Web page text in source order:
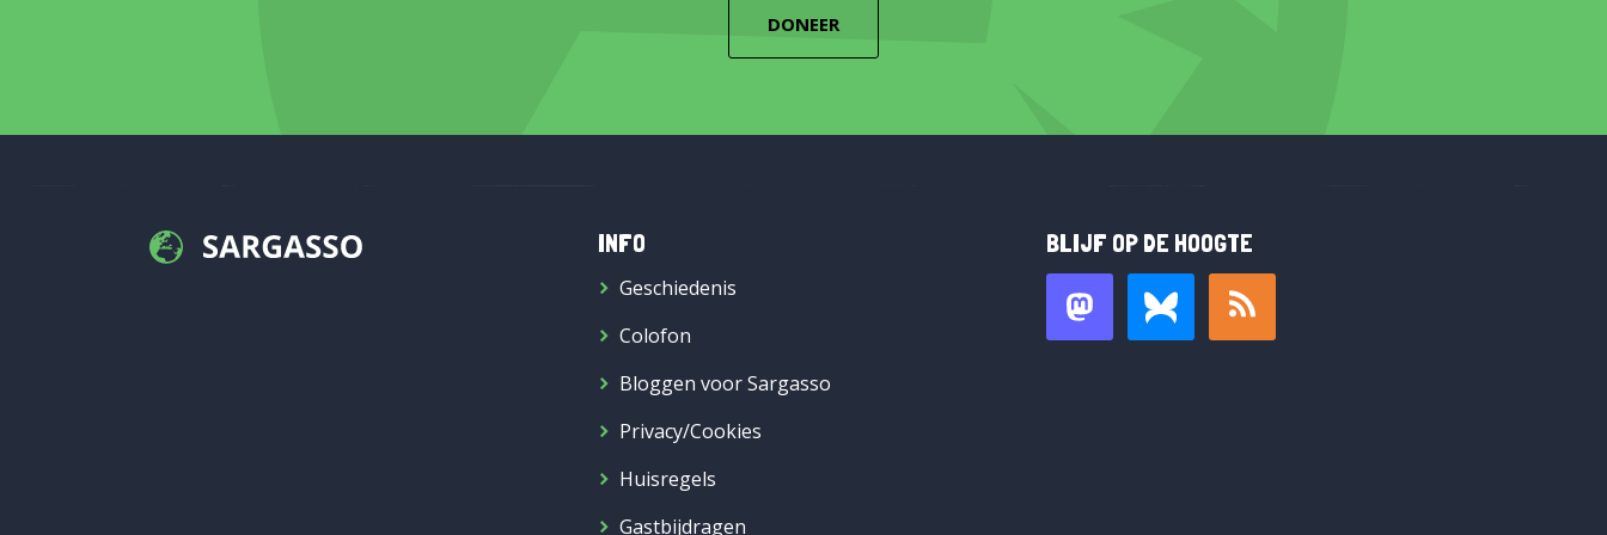
DONEER
INFO
Geschiedenis
Colofon
Bloggen voor Sargasso
Privacy/Cookies
Huisregels
Gastbijdragen
BLIJF OP DE HOOGTE